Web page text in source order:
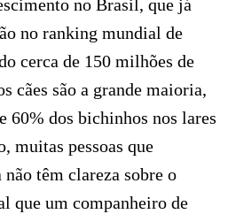
no Brasil, que já
no ranking mundial de
cerca de 150 milhões de
cães são a grande maioria,
60% dos bichinhos nos lares
muitas pessoas que
têm clareza sobre o
que um companheiro de